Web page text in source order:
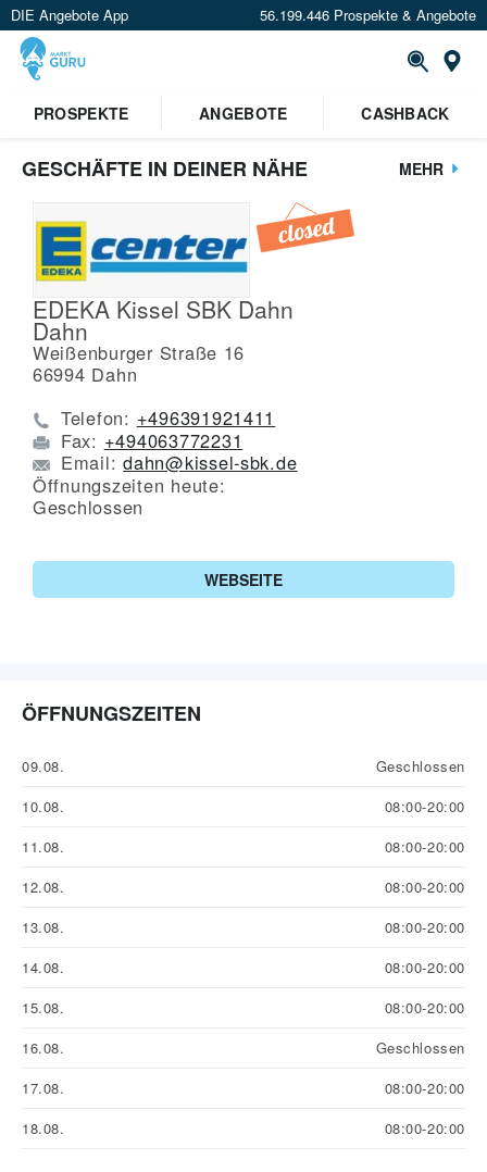
DIE Angebote App 56.199.446 Prospekte & Angebote
PROSPEKTE
ANGEBOTE CASHBACK
GESCHÄFTE IN DEINER NÄHE MEHR
EDEKA Kissel SBK Dahn
Dahn
Weißenburger Straße 16
66994 Dahn
Telefon: +496391921411
Fax: +494063772231
Email:dahn@kissel-sbk.de
Öffnungszeiten heute:
Geschlossen
WEBSEITE
ÖFFNUNGSZEITEN
09.08.
Geschlossen
10.08.
08:00-20:00
11.08.
08:00-20:00
12.08.
08:00-20:00
13.08.
08:00-20:00
14.08.
08:00-20:00
15.08.
08:00-20:00
16.08.
Geschlossen
17.08.
08:00-20:00
18.08.
08:00-20:00